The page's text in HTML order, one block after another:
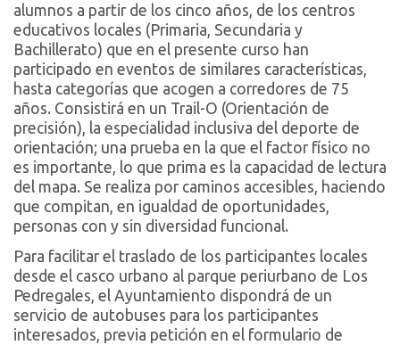
alumnos a partir de los cinco años, de los centros
educativos locales (Primaria, Secundaria y
Bachillerato) que en el presente curso han
participado en eventos de similares características,
hasta categorías que acogen a corredores de 75
años. Consistirá en un Trail-O (Orientación de
precisión), la especialidad inclusiva del deporte de
orientación; una prueba en la que el factor físico no
es importante, lo que prima es la capacidad de lectura
del mapa. Se realiza por caminos accesibles, haciendo
que compitan, en igualdad de oportunidades,
personas con y sin diversidad funcional.
Para facilitar el traslado de los participantes locales
desde el casco urbano al parque periurbano de Los
Pedregales, el Ayuntamiento dispondrá de un
servicio de autobuses para los participantes
interesados, previa petición en el formulario de